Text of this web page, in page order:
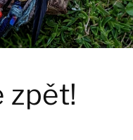
zpět!